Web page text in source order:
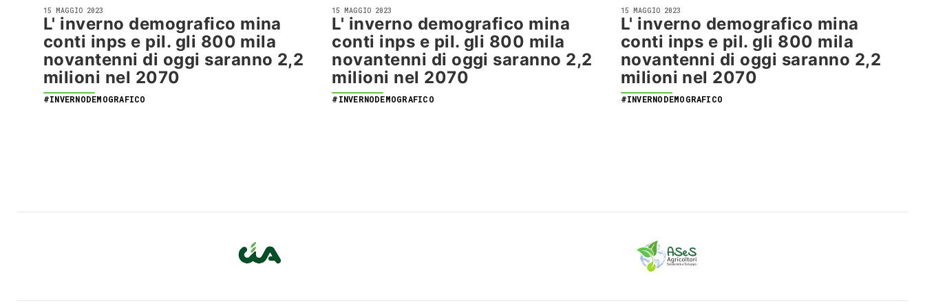
15 MAGGIO 2023
L' inverno demografico mina
conti inps e pil. gli 800 mila
novantenni di oggi saranno 2,2
milioni nel 2070
#INVERNODEMOGRAFICO
15 MAGGIO 2023
L' inverno demografico mina
conti inps e pil. gli 800 mila
novantenni di oggi saranno 2,2
milioni nel 2070
#INVERNODEMOGRAFICO
15 MAGGIO 2023
L' inverno demografico mina
conti inps e pil. gli 800 mila
novantenni di oggi saranno 2,2
milioni nel 2070
#INVERNODEMOGRAFICO